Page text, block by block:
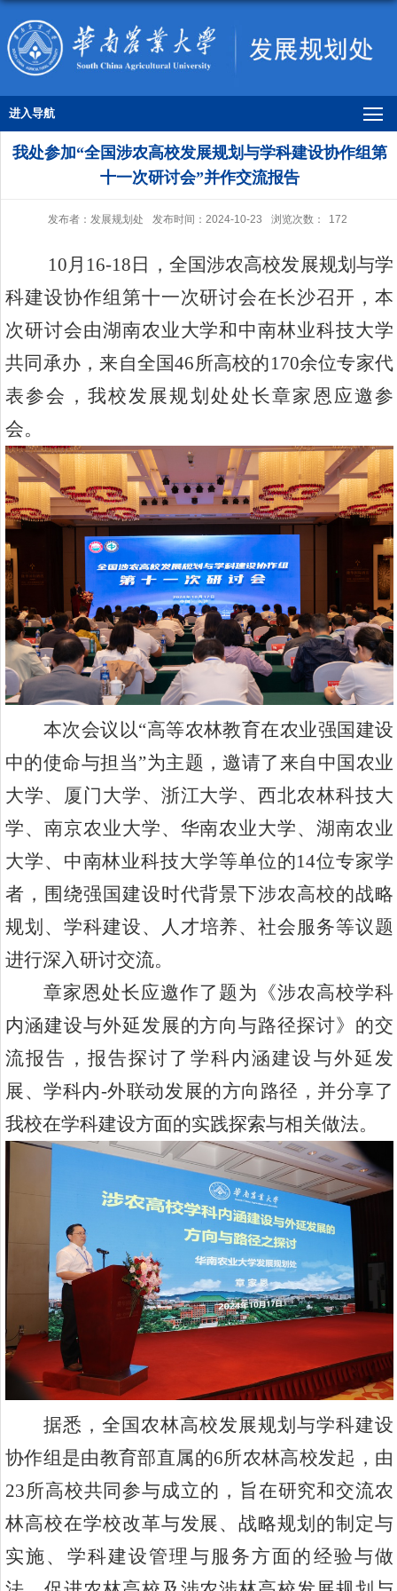
进入导航
我处参加“全国涉农高校发展规划与学科建设协作组第
十一次研讨会”并作交流报告
发布者：发展规划处 发布时间：2024-10-23 浏览次数： 172
10 月 16-18 日，全国涉农高校发展规划与学
科建设协作组第十一次研讨会在长沙召开，本
次研讨会由湖南农业大学和中南林业科技大学
共同承办，来自全国46所高校的170余位专家代
表参会， 我校发展规划处处长章家恩 应邀参
会。
本次会议 以“高等农林教育在农业强国建设
中的使命与担当”为主题，邀请了 来自 中国农业
大学、 厦门大学、浙江大学、西北农林科技大
学、南京农业大学、华南农业大学、湖南农业
大学、中南林业科技大学等单位的14位专家学
者 ， 围绕强国建设时代背景下涉农高校的战略
规划、学科建设、 人才培养、社会服务等议题
进行深入研讨交流。
章家恩处长应邀作了题为《涉农高校学科
内涵建设与外延发展的方向与路径探讨》的交
流报告，报告探讨了 学科内涵建设与外延发
展、学科内-外联动发展的方向路径， 并分享了
我校在学科建设方面的实践探索与相关做法。
据悉，全国农林高校发展规划与学科建设
协作组是由教育部直属的6所农林高校发起，由
23所高校共同参与成立的，旨在研究和交流农
林高校在学校改革与发展、战略规划的制定与
实施、学科建设管理与服务方面的经验与做